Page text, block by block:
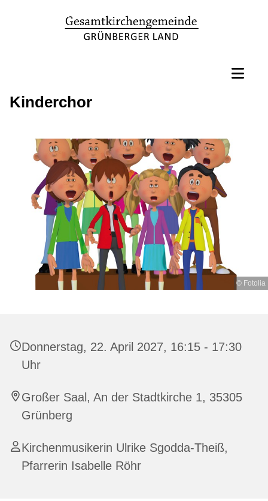
Kinderchor
© Fotolia
Donnerstag, 22. April 2027, 16:15 - 17:30
Uhr
Großer Saal, An der Stadtkirche 1, 35305
Grünberg
Kirchenmusikerin Ulrike Sgodda-Theiß,
Pfarrerin Isabelle Röhr